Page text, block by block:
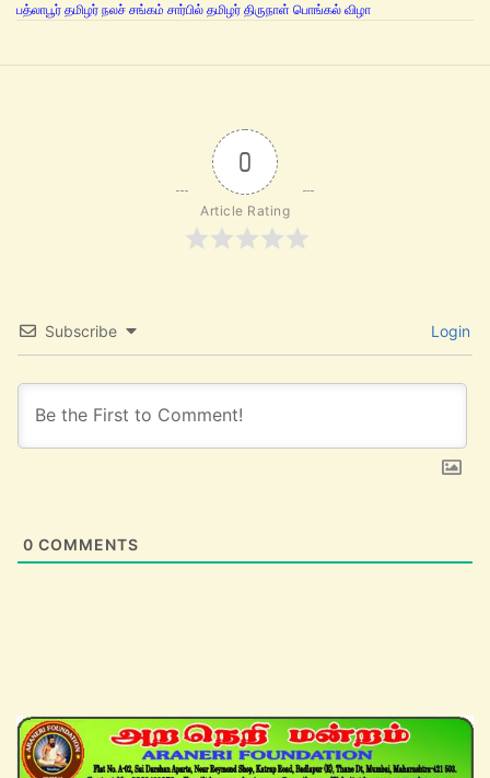
பத்லாபூர் தமிழர் நலச் சங்கம் சார்பில் தமிழர் திருநாள் பொங்கல் விழா
0
Article Rating
Subscribe Login
0 COMMENTS